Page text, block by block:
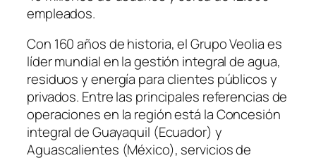
empleados.
Con 160 años de historia, el Grupo Veolia es
líder mundial en la gestión integral de agua,
residuos y energía para clientes públicos y
privados. Entre las principales referencias de
operaciones en la región está la Concesión
integral de Guayaquil (Ecuador) y
Aguascalientes (México), servicios de